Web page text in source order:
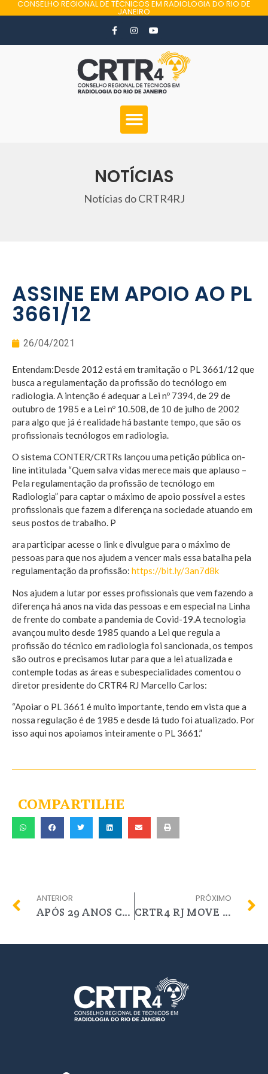
CONSELHO REGIONAL DE TÉCNICOS EM RADIOLOGIA DO RIO DE
JANEIRO
NOTÍCIAS
Notícias do CRTR4RJ
ASSINE EM APOIO AO PL
3661/12
26/04/2021
Entendam:Desde 2012 está em tramitação o PL 3661/12 que
busca a regulamentação da profissão do tecnólogo em
radiologia. A intenção é adequar a Lei nº 7394, de 29 de
outubro de 1985 e a Lei nº 10.508, de 10 de julho de 2002
para algo que já é realidade há bastante tempo, que são os
profissionais tecnólogos em radiologia.
O sistema CONTER/CRTRs lançou uma petição pública on-
line intitulada “Quem salva vidas merece mais que aplauso –
Pela regulamentação da profissão de tecnólogo em
Radiologia” para captar o máximo de apoio possível a estes
profissionais que fazem a diferença na sociedade atuando em
seus postos de trabalho. P
ara participar acesse o link e divulgue para o máximo de
pessoas para que nos ajudem a vencer mais essa batalha pela
regulamentação da profissão: https://bit.ly/3an7d8k
Nos ajudem a lutar por esses profissionais que vem fazendo a
diferença há anos na vida das pessoas e em especial na Linha
de frente do combate a pandemia de Covid-19.A tecnologia
avançou muito desde 1985 quando a Lei que regula a
profissão do técnico em radiologia foi sancionada, os tempos
são outros e precisamos lutar para que a lei atualizada e
contemple todas as áreas e subespecialidades comentou o
diretor presidente do CRTR4 RJ Marcello Carlos:
“Apoiar o PL 3661 é muito importante, tendo em vista que a
nossa regulação é de 1985 e desde lá tudo foi atualizado. Por
isso aqui nos apoiamos inteiramente o PL 3661.”
COMPARTILHE
ANTERIOR
APÓS 29 ANOS CRTR4 RJ ENVIA NOVO REGIMENTO INTERNO PARA APROVAÇÃO DO CONTER
PRÓXIMO
CRTR4 RJ MOVE MAIS UMA AÇÃO CIVIL PÚBLICA. DESTA VEZ CONTRA O MUNCÍPIO DE NOVA IGUAÇU